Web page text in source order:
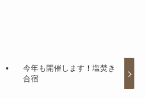
今年も開催します！塩焚き
合宿